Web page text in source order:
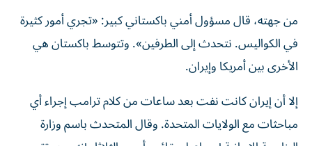
من جهته، قال مسؤول أمني باكستاني كبير: «تجري أمور كثيرة
في الكواليس. نتحدث إلى الطرفين». وتتوسط باكستان هي
الأخرى بين أمريكا وإيران.
إلا أن إيران كانت نفت بعد ساعات من كلام ترامب إجراء أي
مباحثات مع الولايات المتحدة. وقال المتحدث باسم وزارة